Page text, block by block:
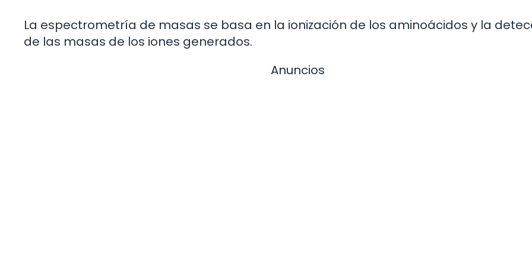
La espectrometría de masas se basa en la ionización de los aminoácidos y la
de las masas de los iones generados.
Anuncios